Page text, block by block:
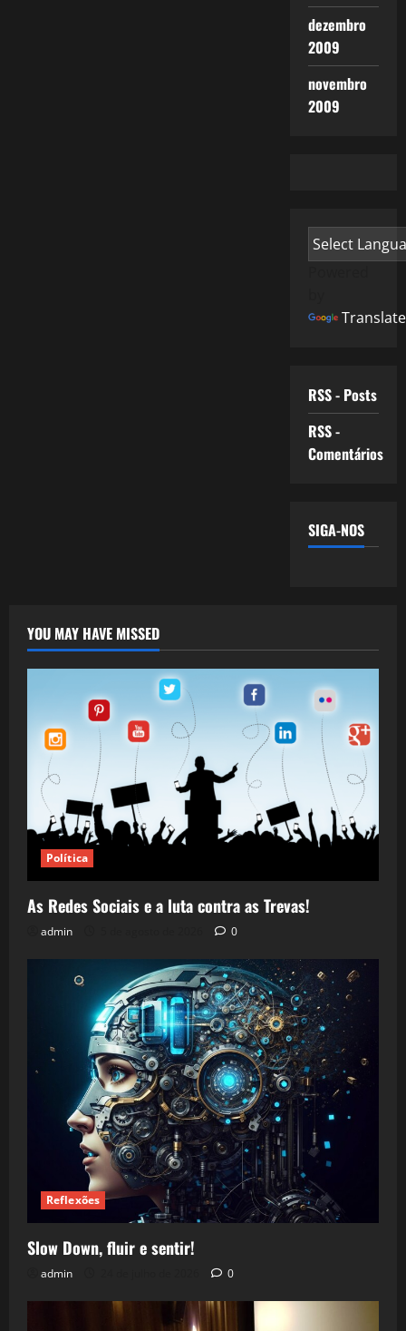
dezembro
2009
novembro
2009
Translate
RSS - Posts
RSS -
Comentários
SIGA-NOS
YOU MAY HAVE MISSED
Política
As Redes Sociais e a luta contra as Trevas!
admin 0
Reflexões
Slow Down, fluir e sentir!
admin 0